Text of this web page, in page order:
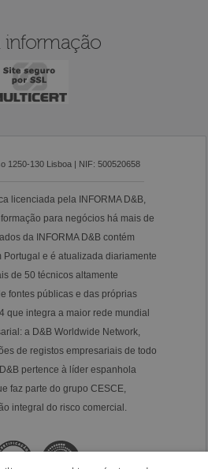
informação
1250-130 Lisboa | NIF: 500520658
licenciada pela INFORMA D&B,
para negócios há mais de
da INFORMA D&B contém
Portugal e é atualizada diariamente
de 50 técnicos altamente
fontes públicas e das próprias
que integra a maior rede mundial
a D&B Worldwide Network,
de registos empresariais de todo
pertence à líder espanhola
faz parte do grupo CESCE,
integral do risco comercial.